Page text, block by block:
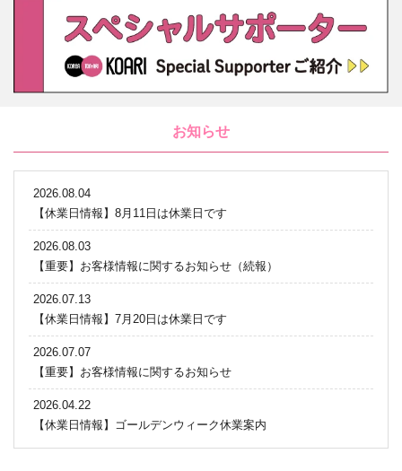
お知らせ
2026.08.04
【休業日情報】8月11日は休業日です
2026.08.03
【重要】お客様情報に関するお知らせ（続報）
2026.07.13
【休業日情報】7月20日は休業日です
2026.07.07
【重要】お客様情報に関するお知らせ
2026.04.22
【休業日情報】ゴールデンウィーク休業案内